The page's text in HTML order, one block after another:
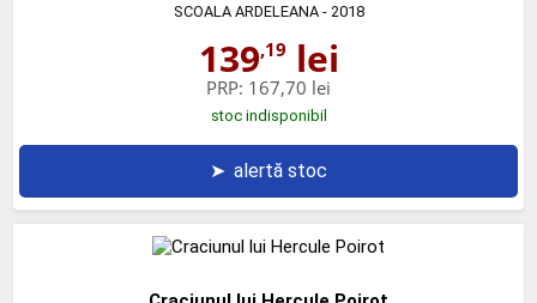
SCOALA ARDELEANA- 2018
139,19 lei
PRP: 167,70 lei
stoc indisponibil
➤ alertă stoc